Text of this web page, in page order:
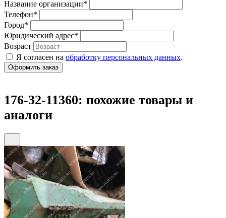
Название организации*
Телефон*
Город*
Юридический адрес*
Возраст
Я согласен на обработку персональных данных.
176-32-11360: похожие товары и
аналоги